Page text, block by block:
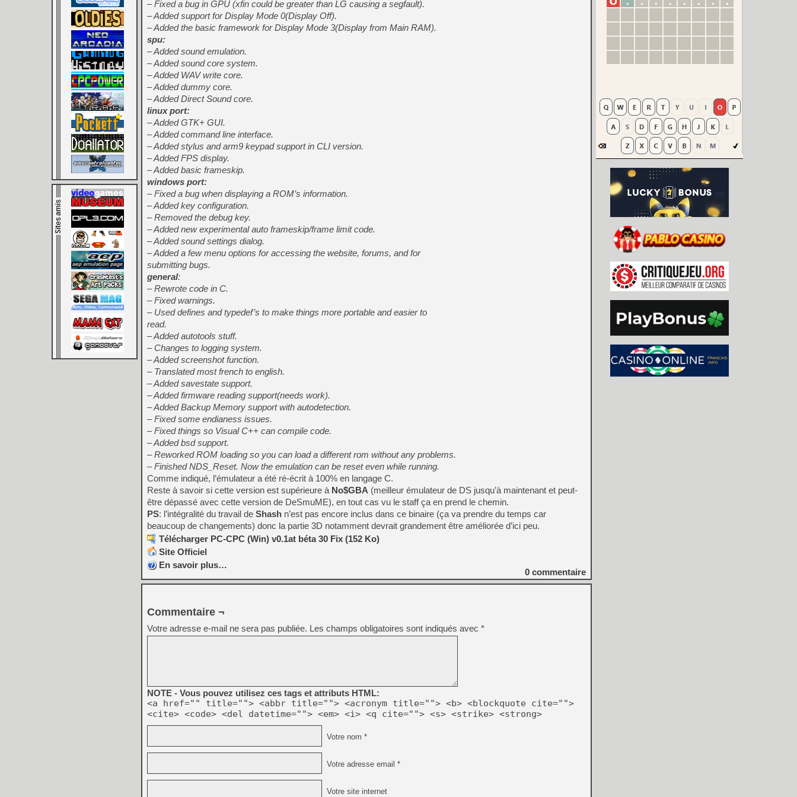
– Fixed a bug in GPU (xfin could be greater than LG causing a segfault).
– Added support for Display Mode 0(Display Off).
– Added the basic framework for Display Mode 3(Display from Main RAM).
spu:
– Added sound emulation.
– Added sound core system.
– Added WAV write core.
– Added dummy core.
– Added Direct Sound core.
linux port:
– Added GTK+ GUI.
– Added command line interface.
– Added stylus and arm9 keypad support in CLI version.
– Added FPS display.
– Added basic frameskip.
windows port:
– Fixed a bug when displaying a ROM’s information.
– Added key configuration.
– Removed the debug key.
– Added new experimental auto frameskip/frame limit code.
– Added sound settings dialog.
– Added a few menu options for accessing the website, forums, and for
submitting bugs.
general:
– Rewrote code in C.
– Fixed warnings.
– Used defines and typedef’s to make things more portable and easier to
read.
– Added autotools stuff.
– Changes to logging system.
– Added screenshot function.
– Translated most french to english.
– Added savestate support.
– Added firmware reading support(needs work).
– Added Backup Memory support with autodetection.
– Fixed some endianess issues.
– Fixed things so Visual C++ can compile code.
– Added bsd support.
– Reworked ROM loading so you can load a different rom without any problems.
– Finished NDS_Reset. Now the emulation can be reset even while running.
Comme indiqué, l’émulateur a été ré-écrit à 100% en langage C.
Reste à savoir si cette version est supérieure à No$GBA (meilleur émulateur de DS jusqu’à maintenant et peut-
être dépassé avec cette version de DeSmuME), en tout cas vu le staff ça en prend le chemin.
PS: l’intégralité du travail de Shash n’est pas encore inclus dans ce binaire (ça va prendre du temps car
beaucoup de changements) donc la partie 3D notamment devrait grandement être améliorée d’ici peu.
Télécharger PC-CPC (Win) v0.1at béta 30 Fix (152 Ko)
Site Officiel
En savoir plus…
0 commentaire
Commentaire ¬
Votre adresse e-mail ne sera pas publiée. Les champs obligatoires sont indiqués avec *
NOTE - Vous pouvez utilisez ces tags et attributs HTML:
<a href="" title=""> <abbr title=""> <acronym title=""> <b> <blockquote cite="">
<cite> <code> <del datetime=""> <em> <i> <q cite=""> <s> <strike> <strong>
Votre nom *
Votre adresse email *
Votre site internet